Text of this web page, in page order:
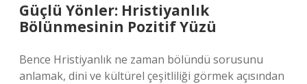
Güçlü Yönler: Hristiyanlık
Bölünmesinin Pozitif Yüzü
Bence Hristiyanlık ne zaman bölündü sorusunu
anlamak, dini ve kültürel çeşitliliği görmek açısından